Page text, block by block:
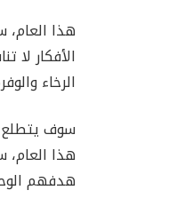
هذا
الرخاء
سوف يتطلع
هذا
هدفهم